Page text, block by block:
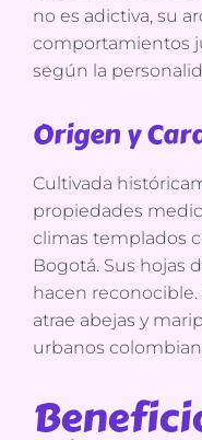
no es adictiva, su
comportamientos
según la
Origen y
Cultivada
propiedades
climas templados
Bogotá. Sus hojas
hacen
atrae abejas y
urbanos